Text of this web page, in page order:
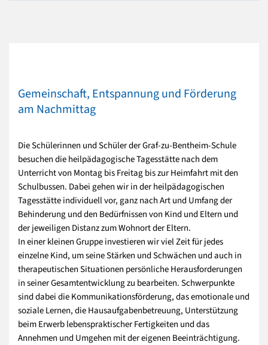
Gemeinschaft, Entspannung und Förderung
am Nachmittag
Die Schülerinnen und Schüler der Graf-zu-Bentheim-Schule
besuchen die heilpädagogische Tagesstätte nach dem
Unterricht von Montag bis Freitag bis zur Heimfahrt mit den
Schulbussen. Dabei gehen wir in der heilpädagogischen
Tagesstätte individuell vor, ganz nach Art und Umfang der
Behinderung und den Bedürfnissen von Kind und Eltern und
der jeweiligen Distanz zum Wohnort der Eltern.
In einer kleinen Gruppe investieren wir viel Zeit für jedes
einzelne Kind, um seine Stärken und Schwächen und auch in
therapeutischen Situationen persönliche Herausforderungen
in seiner Gesamtentwicklung zu bearbeiten. Schwerpunkte
sind dabei die Kommunikationsförderung, das emotionale und
soziale Lernen, die Hausaufgabenbetreuung, Unterstützung
beim Erwerb lebenspraktischer Fertigkeiten und das
Annehmen und Umgehen mit der eigenen Beeinträchtigung.